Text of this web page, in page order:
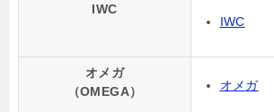
IWC
IWC
オメガ
（OMEGA）
オメガ